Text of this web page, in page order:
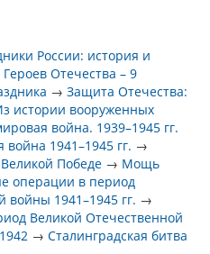
России: история и
Отечества – 9
→Защита Отечества:
истории вооруженных
война. 1939–1945 гг.
1941–1945 гг. →
Победе → Мощь
операции в период
войны 1941–1945 гг. →
Великой Отечественной
1942 →Сталинградская битва